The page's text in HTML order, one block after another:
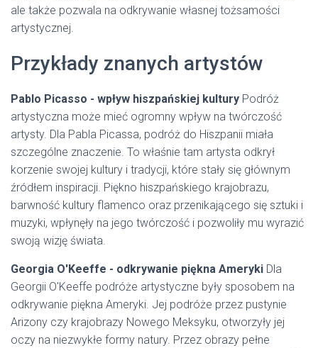
ale także pozwala na odkrywanie własnej tożsamości
artystycznej.
Przykłady znanych artystów
Pablo Picasso - wpływ hiszpańskiej kultury Podróż
artystyczna może mieć ogromny wpływ na twórczość
artysty. Dla Pabla Picassa, podróż do Hiszpanii miała
szczególne znaczenie. To właśnie tam artysta odkrył
korzenie swojej kultury i tradycji, które stały się głównym
źródłem inspiracji. Piękno hiszpańskiego krajobrazu,
barwność kultury flamenco oraz przenikającego się sztuki i
muzyki, wpłynęły na jego twórczość i pozwoliły mu wyrazić
swoją wizję świata.
Georgia O'Keeffe - odkrywanie piękna Ameryki Dla
Georgii O'Keeffe podróże artystyczne były sposobem na
odkrywanie piękna Ameryki. Jej podróże przez pustynie
Arizony czy krajobrazy Nowego Meksyku, otworzyły jej
oczy na niezwykłe formy natury. Przez obrazy pełne